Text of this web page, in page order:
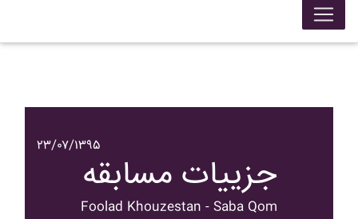
۲۳/۰۷/۱۳۹۵
جزییات مسابقه
Foolad Khouzestan - Saba Qom